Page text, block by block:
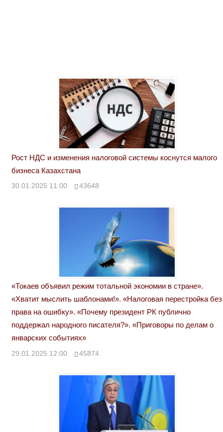
Рост НДС и изменения налоговой системы коснутся малого
бизнеса Казахстана
30.01.2025 11:00 43648
«Токаев объявил режим тотальной экономии в стране».
«Хватит мыслить шаблонами!». «Налоговая перестройка без
права на ошибку». «Почему президент РК публично
поддержал народного писателя?». «Приговоры по делам о
январских событиях»
29.01.2025 12:00 45874